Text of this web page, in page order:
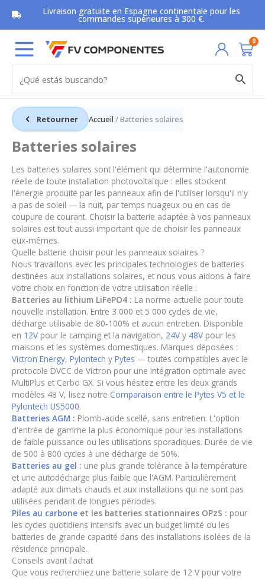
contenu
Livraison gratuite en Espagne continentale pour les
commandes supérieures à 300 €.
0
Retourner Accueil / Batteries solaires
Batteries solaires
Les batteries solaires sont l'élément qui détermine l'autonomie
réelle de toute installation photovoltaïque : elles stockent
l'énergie produite par les panneaux afin de l'utiliser lorsqu'il n'y
a pas de soleil — la nuit, par temps nuageux ou en cas de
coupure de courant. Choisir la batterie adaptée à vos panneaux
solaires est tout aussi important que de choisir les panneaux
eux-mêmes.
Quelle batterie choisir pour les panneaux solaires ?
Nous travaillons avec les principales technologies de batteries
destinées aux installations solaires, et nous vous aidons à faire
votre choix en fonction de votre utilisation réelle :
Batteries au lithium LiFePO4 : La norme actuelle pour toute
nouvelle installation. Entre 3 000 et 5 000 cycles de vie,
décharge utilisable de 80-100% et aucun entretien. Disponible
en 12V pour le camping et la navigation, 24V y 48V pour les
maisons et les systèmes domestiques. Marques déposées :
Victron Energy, Pylontech y Pytes — toutes compatibles avec le
protocole DVCC de Victron pour une intégration optimale avec
MultiPlus et Cerbo GX. Si vous hésitez entre les deux grands
modèles 48 V, lisez notre Comparaison entre le Pytes V5 et le
Pylontech US5000.
Batteries AGM : Plomb-acide scellé, sans entretien. L'option
d'entrée de gamme la plus économique pour les installations
de faible puissance ou les utilisations sporadiques. Durée de vie
de 500 à 800 cycles à une décharge de 50%.
Batteries au gel : une plus grande tolérance à la température
et une autodécharge plus faible que l'AGM. Particulièrement
adapté aux climats chauds et aux installations qui ne sont pas
utilisées pendant de longues périodes.
Piles au carbone et les batteries stationnaires OPzS : pour
les cycles quotidiens intensifs avec un budget limité ou les
batteries de grande capacité dans des installations isolées de la
résidence principale.
Conseils avant l'achat
Que vous recherchiez une batterie solaire de 12 V pour votre